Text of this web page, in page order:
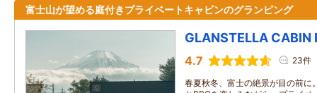
富士山が望める庭付きプライベートキャビンのグランピング
GLANSTELLA
4.7 23件
春夏秋冬、富士の絶景が目の前に